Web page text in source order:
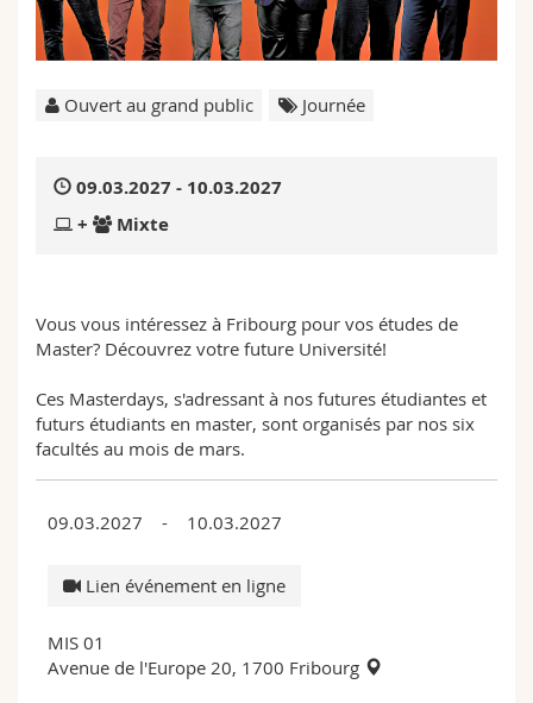
Sciences et médecine
Collaborateurs
Webmail
Ouvert au grand public Journée
09.03.2027 - 10.03.2027
+
Mixte
Vous vous intéressez à Fribourg pour vos études de
Master? Découvrez votre future Université!
Ces Masterdays, s'adressant à nos futures étudiantes et
futurs étudiants en master, sont organisés par nos six
facultés au mois de mars.
09.03.2027 - 10.03.2027
Lien événement en ligne
MIS 01
Avenue de l'Europe 20, 1700 Fribourg